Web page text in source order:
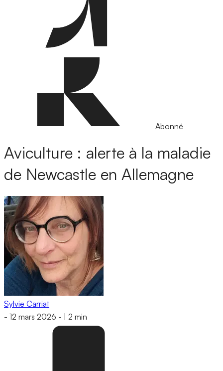
Abonné
Aviculture : alerte à la maladie
de Newcastle en Allemagne
Sylvie Carriat
- 12 mars 2026 - 2 min